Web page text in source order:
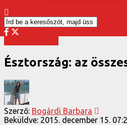
Észtország: az
Szerző: Bogárdi Barbara
Beküldve: 2015. december 15.